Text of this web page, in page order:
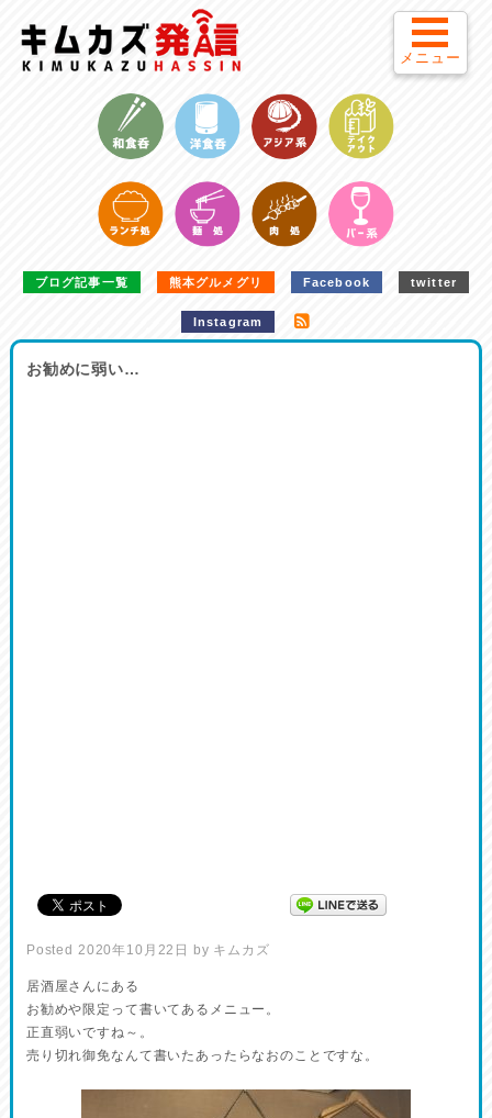
ブログ記事一覧 熊本グルメグリ Facebook twitter
Instagram
お勧めに弱い…
Posted 2020年10月22日 by キムカズ
居酒屋さんにある
お勧めや限定って書いてあるメニュー。
正直弱いですね～。
売り切れ御免なんて書いたあったらなおのことですな。
メニュー